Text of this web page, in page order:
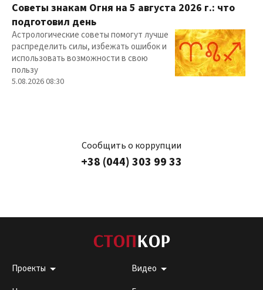
Советы знакам Огня на 5 августа 2026 г.: что
подготовил день
Астрологические советы помогут лучше
распределить силы, избежать ошибок и
использовать возможности в свою
пользу
5.08.2026 08:30
Сообщить о коррупции
+38 (044) 303 99 33
Проекты
Видео